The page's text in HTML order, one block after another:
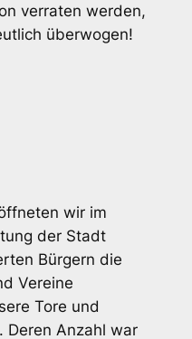
verraten werden,
überwogen!
wir im
der Stadt
Bürgern die
Vereine
Tore und
Deren Anzahl war